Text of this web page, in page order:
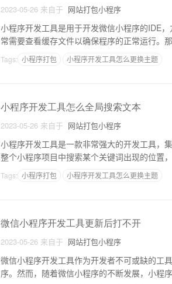
2023-05-26 来自于 网站打包小程序
小程序开发工具是用于开发微信小程序的IDE
常需要查看缓存文件以确保程序的正常运行。
绍。一、小程序开发工具缓存文件的类型小程
Tags: 小程序打包 小程序开发工具怎么更换主题
小程序开发工具怎么全局搜索文本
2023-05-26 来自于 网站打包小程序
小程序开发工具是一款非常强大的开发工具，
整个小程序项目中搜索某个关键词出现的位置
用全局搜索文本。首先，打开小程序开发工具
Tags: 小程序打包 小程序开发工具怎么更换主题
微信小程序开发工具更新后打不开
2023-05-26 来自于 网站打包小程序
微信小程序开发工具作为开发者不可或缺的工
序。然而，随着微信小程序的不断发展，小程